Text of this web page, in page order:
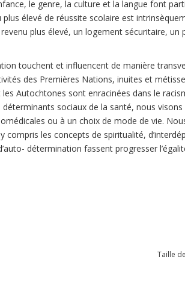
le genre, la culture et la langue font
élevé de réussite scolaire est
plus élevé, un logement sécuritaire,
touchent et influencent de manière
des Premières Nations, inuites et
Autochtones sont enracinées dans le
déterminants sociaux de la santé, nous
ou à un choix de mode de vie.
compris les concepts de spiritualité,
détermination fassent progresser
Taille